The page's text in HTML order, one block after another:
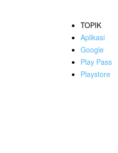
TOPIK
Aplikasi
Google
Play Pass
Playstore